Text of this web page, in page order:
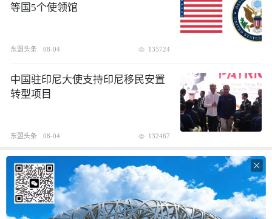
等国5个使领馆
东盟头条 08-04 135724
中国驻印尼大使支持印尼移民安置
转型项目
东盟头条 08-04 132467
